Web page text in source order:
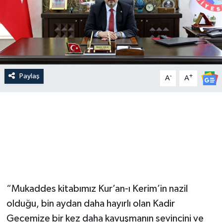
Paylaş A- A+
“Mukaddes kitabımız Kur’an-ı Kerim’in nazil
olduğu, bin aydan daha hayırlı olan Kadir
Gecemize bir kez daha kavuşmanın sevincini ve